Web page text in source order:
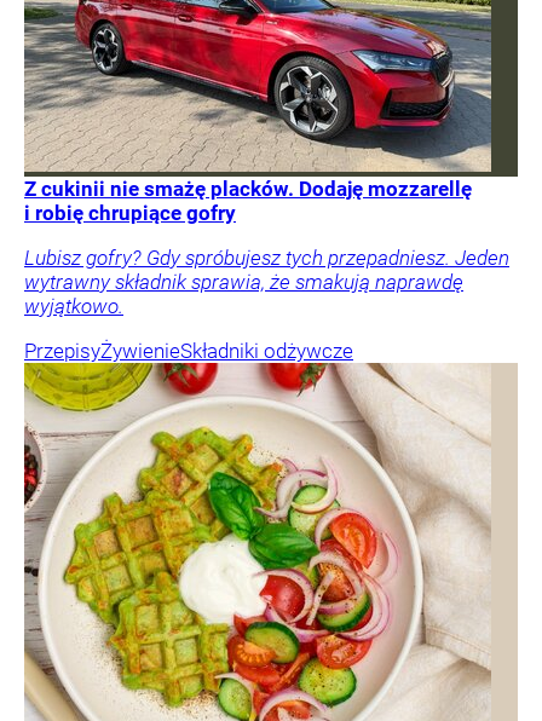
Z cukinii nie smażę placków. Dodaję mozzarellę
i robię chrupiące gofry
Lubisz gofry? Gdy spróbujesz tych przepadniesz. Jeden
wytrawny składnik sprawia, że smakują naprawdę
wyjątkowo.
PrzepisyŻywienieSkładniki odżywcze